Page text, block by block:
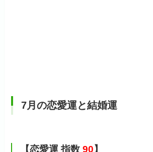
7月の恋愛運と結婚運
【恋愛運 指数90】